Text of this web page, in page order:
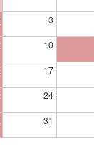
3
10
17
24
31